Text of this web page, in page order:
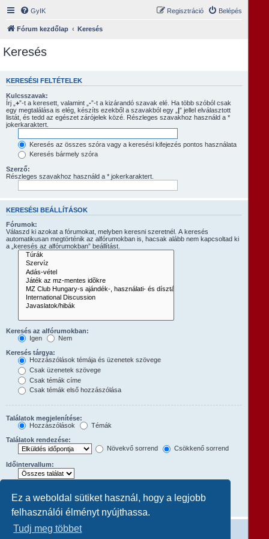
Ez a weboldal sütiket használ, hogy a legjobb
felhasználói élményt nyújthassa.
Tudj meg többet
GyIK Belépés
Regisztráció
Fórum kezdőlap Keresés
Keresés
KERESÉSI FELTÉTELEK
Kulcsszavak:
Írj „ +”-t a keresett, valamint „ -”-t a kizárandó szavak elé. Ha több szóból csak
egy megtalálása is elég, készíts ezekből a szavakból egy „ |” jellel elválasztott
listát, és tedd az egészet zárójelek közé. Részleges szavakhoz használd a *
jokerkaraktert.
Keresés az összes szóra vagy a keresési kifejezés pontos használata
Keresés bármely szóra
Szerző:
Részleges szavakhoz használd a * jokerkaraktert.
KERESÉSI BEÁLLÍTÁSOK
Fórumok:
Válaszd ki azokat a fórumokat, melyben keresni szeretnél. A keresés
automatikusan megtörténik az alfórumokban is, hacsak alább nem kapcsoltad ki
a „keresés az alfórumokban” beállítást.
Keresés az alfórumokban:
Igen
Nem
Keresés tárgya:
Hozzászólások témája és üzenetek szövege
Csak üzenetek szövege
Csak témák címe
Csak témák első hozzászólása
Találatok megjelenítése:
Hozzászólások
Témák
Találatok rendezése:
Növekvő sorrend
Csökkenő sorrend
Időintervallum:
A teljes hozzászólás megjelenítéséhez állítsd 0-ra.